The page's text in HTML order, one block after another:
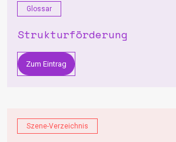
Glossar
Strukturförderung
Zum Eintrag
Szene-Verzeichnis